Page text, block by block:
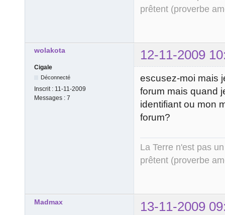
prêtent (proverbe
wolakota 12-11-2009
Cigale
Déconnecté
Inscrit : 11-11-2009
Messages : 7
escusez-moi mais
forum mais quand
identifiant ou mon
forum?
La Terre n'est pas
prêtent (proverbe
Madmax 13-11-2009